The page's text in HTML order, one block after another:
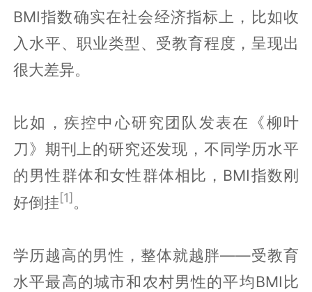
BMI指数确实在社会经济指标上，比如收
入水平、职业类型、受教育程度，呈现出
很大差异。
比如，疾控中心研究团队发表在《柳叶
刀》期刊上的研究还发现，不同学历水平
的男性群体和女性群体相比，BMI指数刚
好倒挂[1] 。
学历越高的男性，整体就越胖——受教育
水平最高的城市和农村男性的平均BMI比